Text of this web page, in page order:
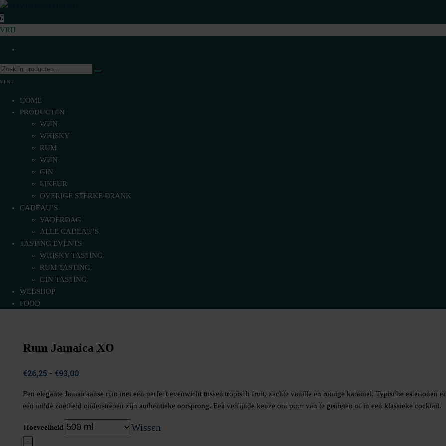
Ga
naar
de
VomFASS Slijterij
Van het vat getapt
0
VRIJ
MENU
HOME
PRODUCTEN
WIJN
WHISKY
RUM
WIJN
GIN
LIKEUR
OVERIGE STERKE DRANK
CADEAU’S
VADERDAG
ALLE CADEAU’S
TASTING EVENTS
WHISKY TASTING
RUM TASTING
GIN TASTING
WEBSHOP
FOOD
Rum Jamaica XO
€26,25 - €93,00Prijsklasse:
tot
€93,00
Een elegante Jamaicaanse rum met een perfect evenwicht tussen tropisch fruit, zachte vanille en romige karamel. Typische estertonen
een milde zoetheid onderstrepen zijn authentieke oorsprong. Een verfijnde keuze om puur van te genieten of in een klassieke cocktail.
Hoeveelheid Wissen
-